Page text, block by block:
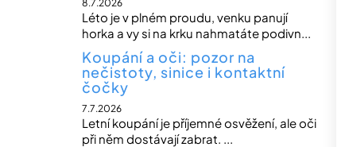
8.7.2026
Léto je v plném proudu, venku panují
horka a vy si na krku nahmatáte podivn...
Koupání a oči: pozor na
nečistoty, sinice i kontaktní
čočky
7.7.2026
Letní koupání je příjemné osvěžení, ale oči
při něm dostávají zabrat. ...